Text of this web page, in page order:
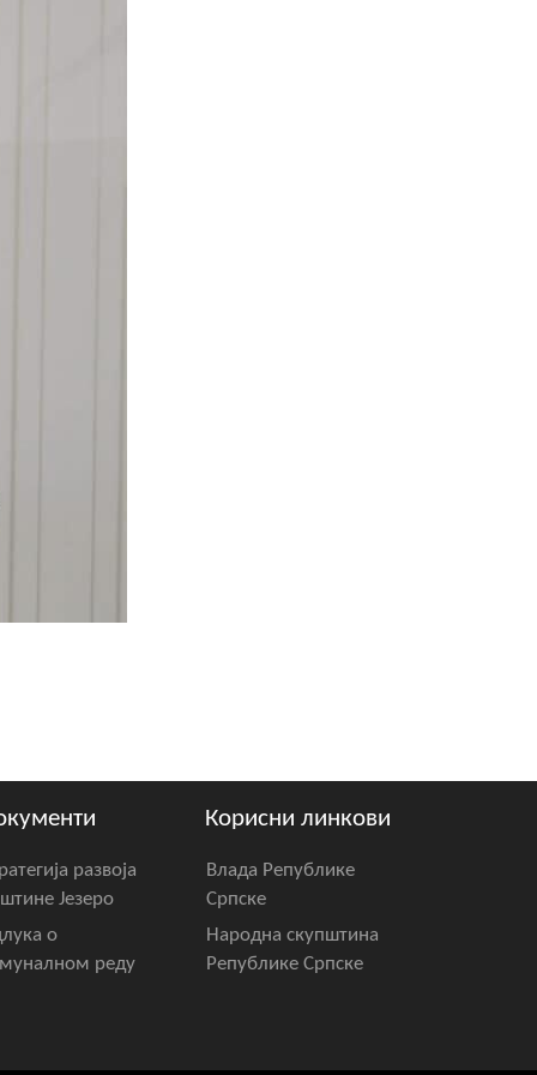
развоја
Језеро
о
реду
Корисни линкови
Влада Републике
Српске
Народна скупштина
Републике Српске